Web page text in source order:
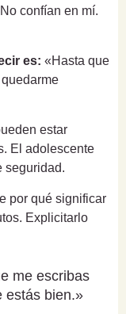
confían en mí.
es: «Hasta que
estar
El adolescente
seguridad.
por qué significar
Explicitarlo
me escribas
estás bien.»